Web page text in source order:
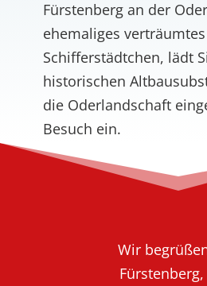
Fürstenberg an der
ehemaliges verträumtes
Schifferstädtchen, lädt
historischen
die Oderlandschaft
Besuch ein.
Wir